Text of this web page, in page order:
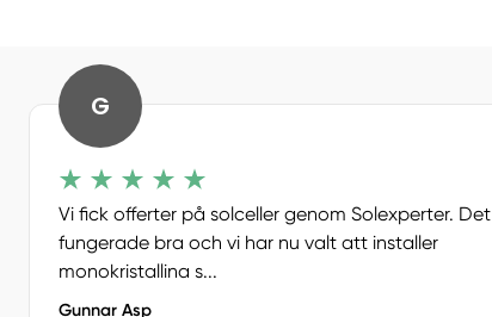
G
Vi fick offerter på solceller genom Solexperter. Det
fungerade bra och vi har nu valt att installer
monokristallina s...
Gunnar Asp